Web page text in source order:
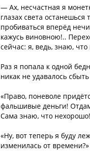
— Ах, несчастная я
глазах света
пробиваться вперёд
кажусь виновною!..
сейчас: я, ведь, знаю,
Раз я попала к одной
никак не удавалось
«Право, поневоле
фальшивые деньги!
Сама знаю, что
«Ну, вот теперь я буду
изменилась от времени?»